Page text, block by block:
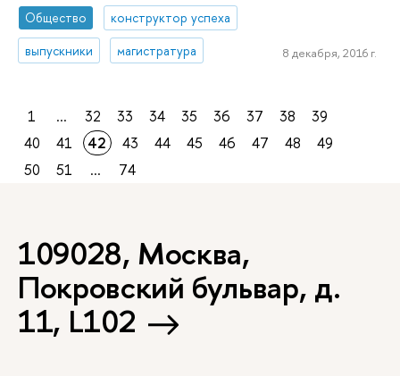
Общество
конструктор успеха
выпускники
магистратура 8 декабря, 2016 г.
1 ... 32 33 34 35 36 37 38
39
40
41 42 43 44 45 46 47 48
49
50
51 ... 74
109028, Москва,
Покровский бульвар, д.
11, L102